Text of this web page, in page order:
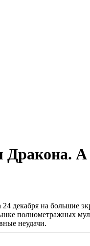
декабря на большие
полнометражных
неудачи.